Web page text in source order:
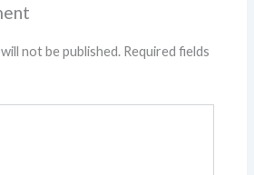
not be published. Required fields